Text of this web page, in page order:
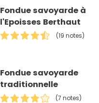
Fondue savoyarde à
l'Epoisses Berthaut
(19 notes)
Fondue savoyarde
traditionnelle
(7 notes)